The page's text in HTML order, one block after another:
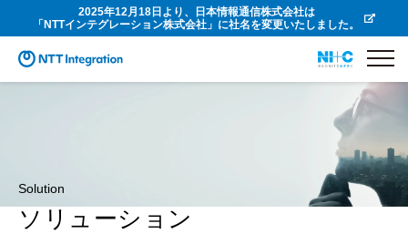
2025年12月18日より、日本情報通信株式会社は
「NTTインテグレーション株式会社」に社名を変更いたしました。
Solution
ソリューション